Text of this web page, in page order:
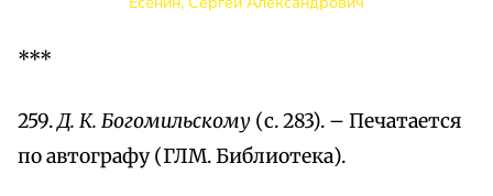
***
259.Д. К. Богомильскому (с. 283). – Печатается
по автографу (ГЛМ. Библиотека).